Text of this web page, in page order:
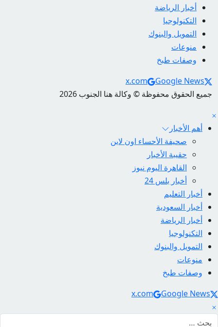
أخبار الرياضة
التكنولوجيا
التمويل والبنوك
منوعات
وصفات طبخ
Social Links
x.com
Google News
جميع الحقوق محفوظة © وكالة هنا الجنوب 2026
أهم الأخبار
صحيفة الأحساء اون لاين
حقيبة الأخبار
القاهرة اليوم نيوز
أخبار بلس 24
أخبار التعليم
أخبار السعودية
أخبار الرياضة
التكنولوجيا
التمويل والبنوك
منوعات
وصفات طبخ
Social Links
x.com Google News
البحث عن: